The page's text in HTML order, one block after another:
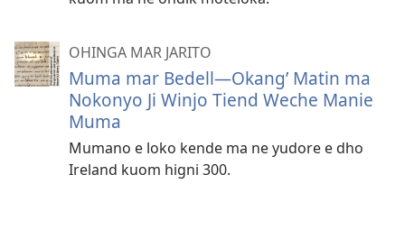
OHINGA MAR JARITO
Muma mar Bedell—Okang’ Matin ma
Nokonyo Ji Winjo Tiend Weche Manie
Muma
Mumano e loko kende ma ne yudore e dho
Ireland kuom higni 300.